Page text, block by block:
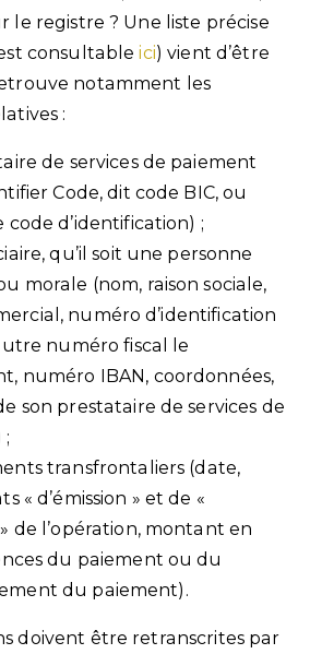
le registre ? Une liste précise
consultableici) vient d’être
notamment les
:
de services de paiement
Code, dit code BIC, ou
d’identification) ;
qu’il soit une personne
morale (nom, raison sociale,
numéro d’identification
numéro fiscal le
numéro IBAN, coordonnées,
son prestataire de services de
;
transfrontaliers (date,
« d’émission » et de «
de l’opération, montant en
du paiement ou du
du paiement).
doivent être retranscrites par